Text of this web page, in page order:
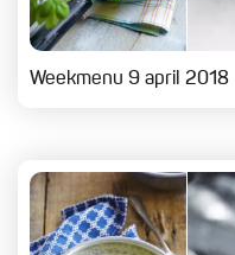
Weekmenu 9 april 2018